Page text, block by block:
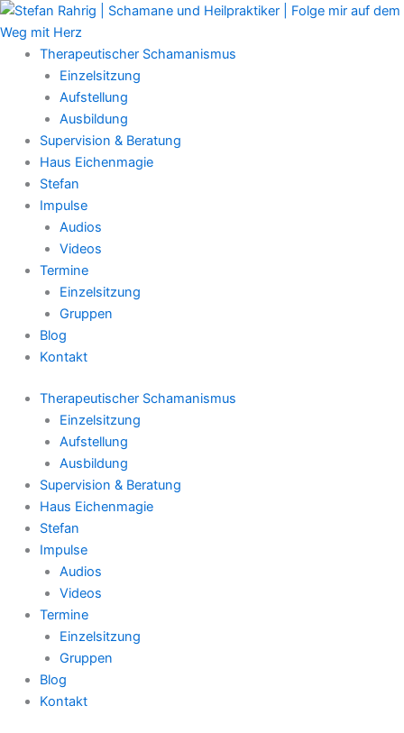
Zum
Inhalt
springenTherapeutischer Schamanismus
Einzelsitzung
Aufstellung
Ausbildung
Supervision & Beratung
Haus Eichenmagie
Stefan
Impulse
Audios
Videos
Termine
Einzelsitzung
Gruppen
Blog
Kontakt
Therapeutischer Schamanismus
Einzelsitzung
Aufstellung
Ausbildung
Supervision & Beratung
Haus Eichenmagie
Stefan
Impulse
Audios
Videos
Termine
Einzelsitzung
Gruppen
Blog
Kontakt
Main
Menu